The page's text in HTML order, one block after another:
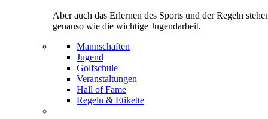
Aber auch das Erlernen des Sports und der Regeln
genauso wie die wichtige Jugendarbeit.
Mannschaften
Jugend
Golfschule
Veranstaltungen
Hall of Fame
Regeln & Etikette